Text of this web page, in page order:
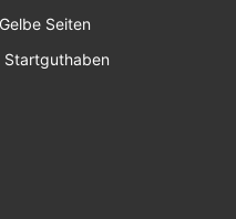
Seiten
Startguthaben